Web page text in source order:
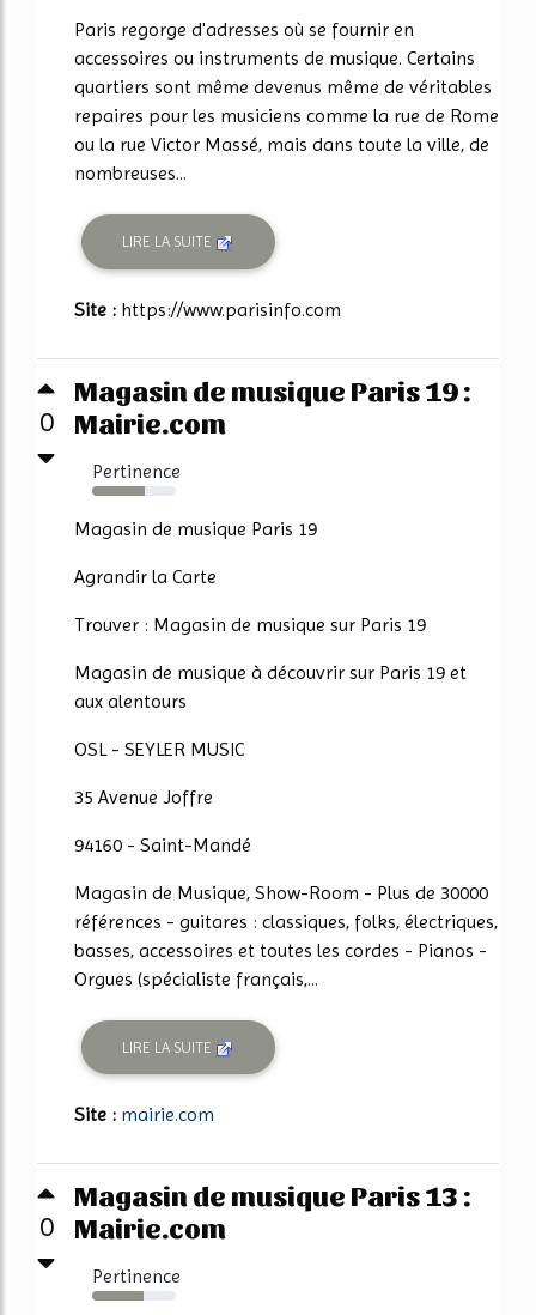
Paris regorge d'adresses où se fournir en
accessoires ou instruments de musique. Certains
quartiers sont même devenus même de véritables
repaires pour les musiciens comme la rue de Rome
ou la rue Victor Massé, mais dans toute la ville, de
nombreuses...
LIRE LA SUITE
Site : https://www.parisinfo.com
0
Magasin de musique Paris 19 :
Mairie.com
Pertinence
63%
Magasin de musique Paris 19
Agrandir la Carte
Trouver : Magasin de musique sur Paris 19
Magasin de musique à découvrir sur Paris 19 et
aux alentours
OSL - SEYLER MUSIC
35 Avenue Joffre
94160 - Saint-Mandé
Magasin de Musique, Show-Room - Plus de 30000
références - guitares : classiques, folks, électriques,
basses, accessoires et toutes les cordes - Pianos -
Orgues (spécialiste français,...
LIRE LA SUITE
Site : mairie.com
0
Magasin de musique Paris 13 :
Mairie.com
Pertinence
62%